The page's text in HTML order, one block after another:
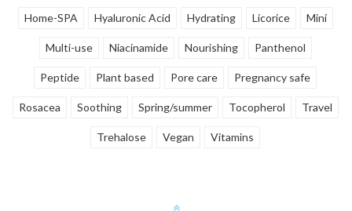
Home-SPA Hyaluronic Acid Hydrating Licorice Mini
Multi-use Niacinamide Nourishing Panthenol
Peptide Plant based Pore care Pregnancy safe
Rosacea Soothing Spring/summer Tocopherol Travel
Trehalose Vegan Vitamins